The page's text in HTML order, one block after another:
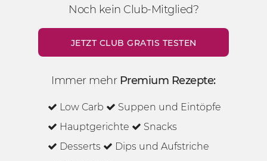
Noch kein Club-Mitglied?
JETZT CLUB GRATIS TESTEN
Immer mehr Premium Rezepte:
Low Carb
Suppen und Eintöpfe
Hauptgerichte
Snacks
Desserts
Dips und Aufstriche